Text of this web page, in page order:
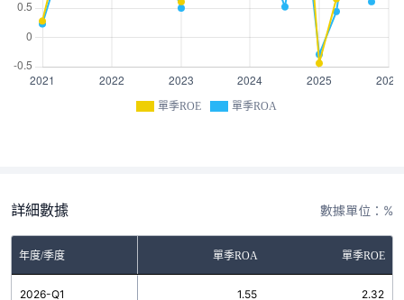
單季ROE 單季ROA
詳細數據 數據單位：%
年度/季度 單季ROA 單季ROE
2026-Q1 1.55 2.32